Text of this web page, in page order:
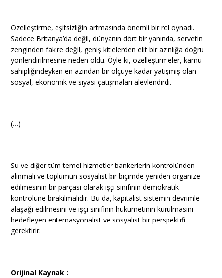
Özelleştirme, eşitsizliğin artmasında önemli bir rol oynadı.
Sadece Britanya’da değil, dünyanın dört bir yanında, servetin
zenginden fakire değil, geniş kitlelerden elit bir azınlığa doğru
yönlendirilmesine neden oldu. Öyle ki, özelleştirmeler, kamu
sahipliğindeyken en azından bir ölçüye kadar yatışmış olan
sosyal, ekonomik ve siyasi çatışmaları alevlendirdi.
(…)
Su ve diğer tüm temel hizmetler bankerlerin kontrolünden
alınmalı ve toplumun sosyalist bir biçimde yeniden organize
edilmesinin bir parçası olarak işçi sınıfının demokratik
kontrolüne bırakılmalıdır. Bu da, kapitalist sistemin devrimle
alaşağı edilmesini ve işçi sınıfının hükümetinin kurulmasını
hedefleyen enternasyonalist ve sosyalist bir perspektifi
gerektirir.
Orijinal Kaynak :